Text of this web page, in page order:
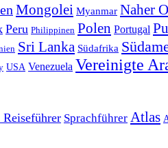
Mongolei Myanmar Naher
Peru Philippinen Polen Portugal
Sri Lanka Südafrika
USA Venezuela Vereinigte
Sprachführer Atlas